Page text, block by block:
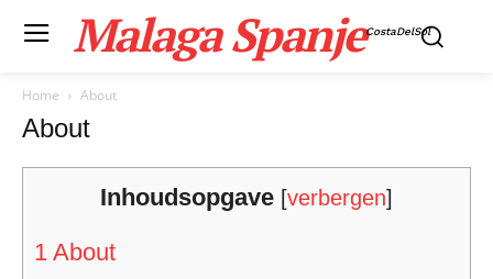
Malaga SpanjeCostaDelSol
Home About
About
Inhoudsopgave [verbergen]
1 About​